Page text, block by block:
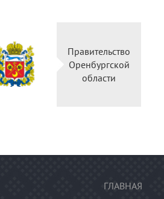
Правительство
Оренбургской
области
ГЛАВНАЯ